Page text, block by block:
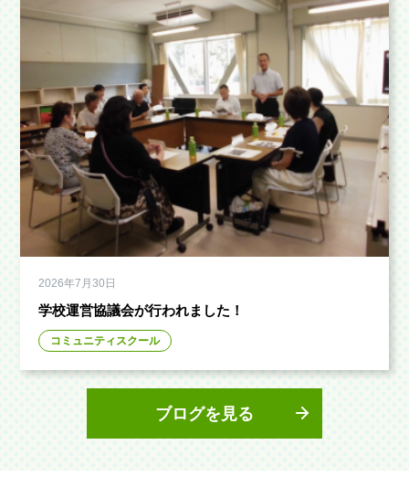
2026年7月30日
学校運営協議会が行われました！
コミュニティスクール
ブログを見る